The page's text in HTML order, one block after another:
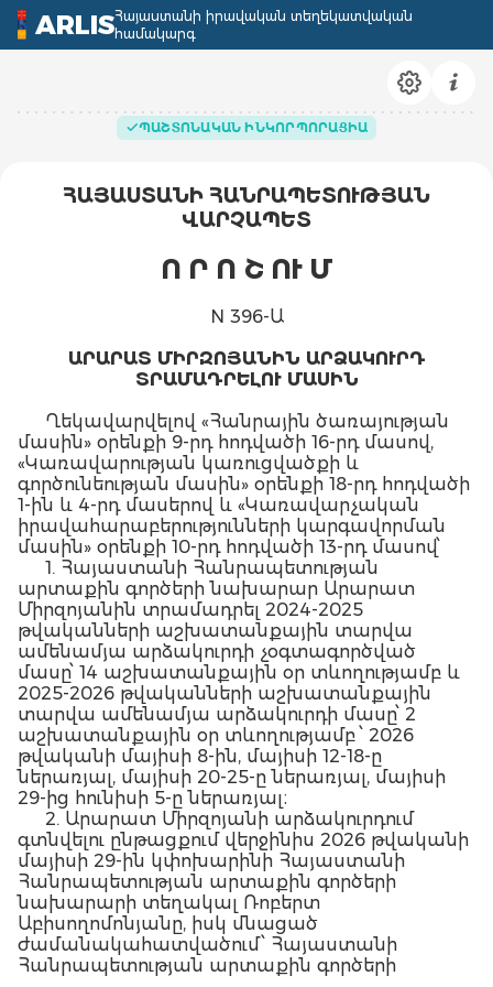
ARLISՀայաստանի իրավական տեղեկատվական
համակարգ
ՊԱՇՏՈՆԱԿԱՆ ԻՆԿՈՐՊՈՐԱՑԻԱ
ՀԱՅԱՍՏԱՆԻ ՀԱՆՐԱՊԵՏՈՒԹՅԱՆ
ՎԱՐՉԱՊԵՏ
Ո Ր Ո Շ ՈՒ Մ
N 396-Ա
ԱՐԱՐԱՏ ՄԻՐԶՈՅԱՆԻՆ ԱՐՁԱԿՈՒՐԴ
ՏՐԱՄԱԴՐԵԼՈՒ ՄԱՍԻՆ
Ղեկավարվելով «Հանրային ծառայության
մասին» օրենքի 9-րդ հոդվածի 16-րդ մասով,
«Կառավարության կառուցվածքի և
գործունեության մասին» օրենքի 18-րդ հոդվածի
1-ին և 4-րդ մասերով և «Կառավարչական
իրավահարաբերությունների կարգավորման
մասին» օրենքի 10-րդ հոդվածի 13-րդ մասով՝
1. Հայաստանի Հանրապետության
արտաքին գործերի նախարար Արարատ
Միրզոյանին տրամադրել 2024-2025
թվականների աշխատանքային տարվա
ամենամյա արձակուրդի չօգտագործված
մասը՝ 14 աշխատանքային օր տևողությամբ և
2025-2026 թվականների աշխատանքային
տարվա ամենամյա արձակուրդի մասը՝ 2
աշխատանքային օր տևողությամբ ՝ 2026
թվականի մայիսի 8-ին, մայիսի 12-18-ը
ներառյալ, մայիսի 20-25-ը ներառյալ, մայիսի
29-ից հունիսի 5-ը ներառյալ։
2. Արարատ Միրզոյանի արձակուրդում
գտնվելու ընթացքում վերջինիս 2026 թվականի
մայիսի 29-ին կփոխարինի Հայաստանի
Հանրապետության արտաքին գործերի
նախարարի տեղակալ Ռոբերտ
Աբիսողոմոնյանը, իսկ մնացած
ժամանակահատվածում՝ Հայաստանի
Հանրապետության արտաքին գործերի